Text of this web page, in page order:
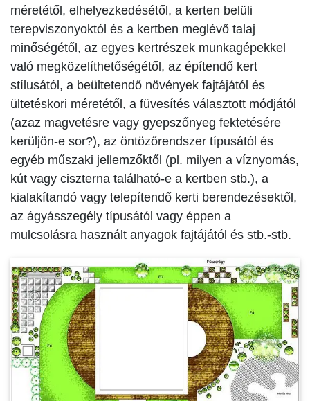
méretétől, elhelyezkedésétől, a kerten belüli
terepviszonyoktól és a kertben meglévő talaj
minőségétől, az egyes kertrészek munkagépekkel
való megközelíthetőségétől, az építendő kert
stílusától, a beültetendő növények fajtájától és
ültetéskori méretétől, a füvesítés választott módjától
(azaz magvetésre vagy gyepszőnyeg fektetésére
kerüljön-e sor?), az öntözőrendszer típusától és
egyéb műszaki jellemzőktől (pl. milyen a víznyomás,
kút vagy ciszterna található-e a kertben stb.), a
kialakítandó vagy telepítendő kerti berendezésektől,
az ágyásszegély típusától vagy éppen a
mulcsolásra használt anyagok fajtájától és stb.-stb.